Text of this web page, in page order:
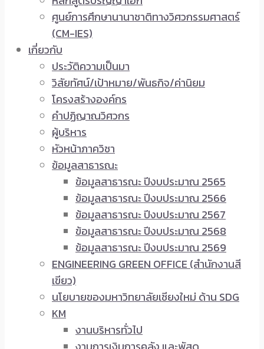
ศูนย์การศึกษานานาชาติทางวิศวกรรมศาสตร์
(CM-IES)
เกี่ยวกับ
ประวัติความเป็นมา
วิสัยทัศน์/เป้าหมาย/พันธกิจ/ค่านิยม
โครงสร้างองค์กร
คำปฏิญาณวิศวกร
ผู้บริหาร
หัวหน้าภาควิชา
ข้อมูลสาธารณะ
ข้อมูลสาธารณะ ปีงบประมาณ 2565
ข้อมูลสาธารณะ ปีงบประมาณ 2566
ข้อมูลสาธารณะ ปีงบประมาณ 2567
ข้อมูลสาธารณะ ปีงบประมาณ 2568
ข้อมูลสาธารณะ ปีงบประมาณ 2569
ENGINEERING GREEN OFFICE (สำนักงานสี
เขียว)
นโยบายของมหาวิทยาลัยเชียงใหม่ ด้าน SDG
KM
งานบริหารทั่วไป